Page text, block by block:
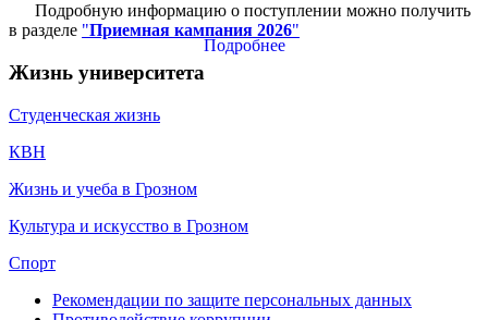
Подробнее
Подробную информацию о поступлении можно получить
в разделе "Приемная кампания 2026"
Жизнь университета
Студенческая жизнь
КВН
Жизнь и учеба в Грозном
Культура и искусство в Грозном
Спорт
Рекомендации по защите персональных данных